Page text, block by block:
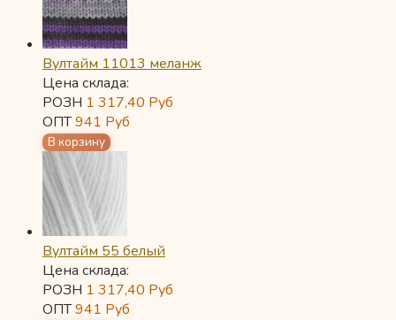
Вултайм 11013 меланж
Цена склада:
РОЗН 1 317,40 Руб
ОПТ941 Руб
Вултайм 55 белый
Цена склада:
РОЗН 1 317,40 Руб
ОПТ941 Руб